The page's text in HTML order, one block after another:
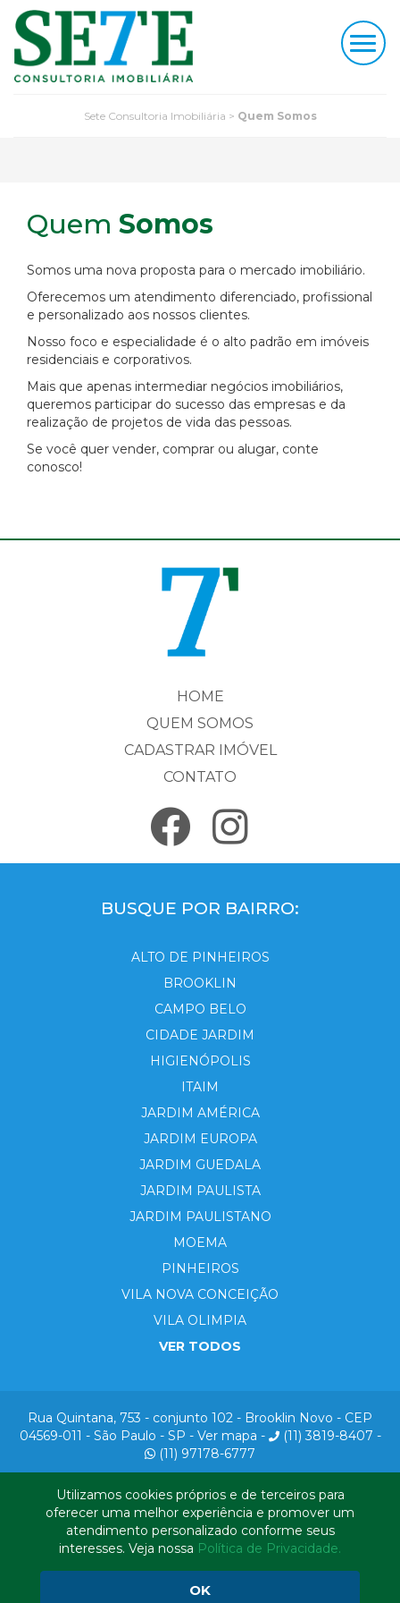
Sete Consultoria Imobiliária > Quem Somos
Quem Somos
Somos uma nova proposta para o mercado imobiliário.
Oferecemos um atendimento diferenciado, profissional
e personalizado aos nossos clientes.
Nosso foco e especialidade é o alto padrão em imóveis
residenciais e corporativos.
Mais que apenas intermediar negócios imobiliários,
queremos participar do sucesso das empresas e da
realização de projetos de vida das pessoas.
Se você quer vender, comprar ou alugar, conte
conosco!
HOME
QUEM SOMOS
CADASTRAR IMÓVEL
CONTATO
BUSQUE POR BAIRRO:
ALTO DE PINHEIROS
BROOKLIN
CAMPO BELO
CIDADE JARDIM
HIGIENÓPOLIS
ITAIM
JARDIM AMÉRICA
JARDIM EUROPA
JARDIM GUEDALA
JARDIM PAULISTA
JARDIM PAULISTANO
MOEMA
PINHEIROS
VILA NOVA CONCEIÇÃO
VILA OLIMPIA
VER TODOS
Rua Quintana, 753 - conjunto 102 - Brooklin Novo - CEP
04569-011 - São Paulo - SP - Ver mapa - (11) 3819-8407 -
(11) 97178-6777
Todos os direitos reservados.
Política de Privacidade
Utilizamos cookies próprios e de terceiros para
oferecer uma melhor experiência e promover um
atendimento personalizado conforme seus
interesses. Veja nossa Política de Privacidade.
OK